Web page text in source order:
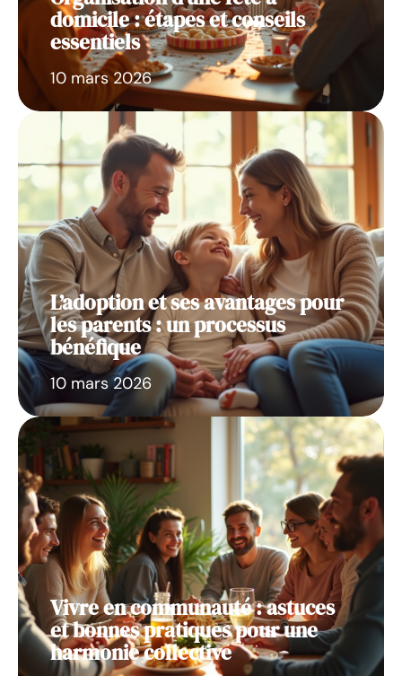
domicile : étapes et conseils
essentiels
10 mars 2026
L’adoption et ses avantages pour
les parents : un processus
bénéfique
10 mars 2026
Vivre en communauté : astuces
et bonnes pratiques pour une
harmonie collective